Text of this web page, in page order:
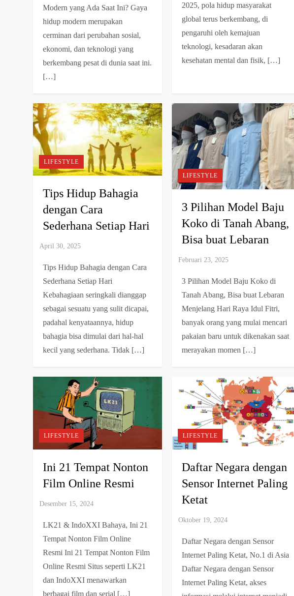
Modern yang Ada Saat Ini? Gaya
hidup modern merupakan
cerminan dari perubahan sosial,
ekonomi, dan teknologi yang
berkembang pesat di dunia saat ini.
[…]
2025, pola hidup masyarakat
global terus berkembang, di
pengaruhi oleh kemajuan
teknologi, kesadaran akan
kesehatan mental dan fisik, […]
LIFESTYLE
Tips Hidup Bahagia
dengan Cara
Sederhana Setiap Hari
Tips Hidup Bahagia dengan Cara
Sederhana Setiap Hari
Kebahagiaan seringkali dianggap
sebagai sesuatu yang sulit dicapai,
padahal kenyataannya, hidup
bahagia bisa dimulai dari hal-hal
kecil yang sederhana. Tidak […]
LIFESTYLE
3 Pilihan Model Baju
Koko di Tanah Abang,
Bisa buat Lebaran
3 Pilihan Model Baju Koko di
Tanah Abang, Bisa buat Lebaran
Menjelang Hari Raya Idul Fitri,
banyak orang yang mulai mencari
pakaian baru untuk dikenakan saat
merayakan momen […]
LIFESTYLE
Ini 21 Tempat Nonton
Film Online Resmi
LK21 & IndoXXI Bahaya, Ini 21
Tempat Nonton Film Online
Resmi Ini 21 Tempat Nonton Film
Online Resmi Situs seperti LK21
dan IndoXXI menawarkan
berbagai film dan serial […]
LIFESTYLE
Daftar Negara dengan
Sensor Internet Paling
Ketat
Daftar Negara dengan Sensor
Internet Paling Ketat, No.1 di Asia
Daftar Negara dengan Sensor
Internet Paling Ketat, akses